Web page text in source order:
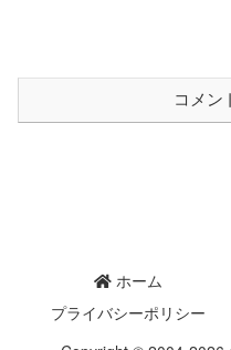
コメン
ホーム
プライバシーポリシー